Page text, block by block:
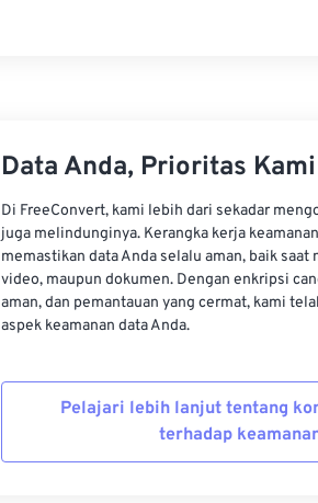
Data Anda, Prioritas Kami
Di FreeConvert, kami lebih dari sekadar
juga melindunginya. Kerangka kerja
memastikan data Anda selalu aman, baik saat
video, maupun dokumen. Dengan enkripsi
aman, dan pemantauan yang cermat, kami
aspek keamanan data Anda.
Pelajari lebih lanjut tentang
terhadap